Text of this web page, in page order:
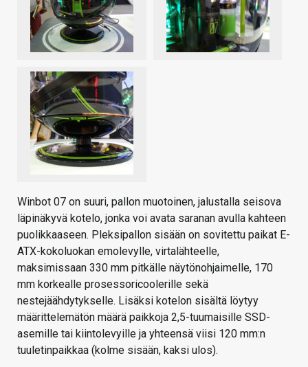
Winbot 07 on suuri, pallon muotoinen, jalustalla seisova
läpinäkyvä kotelo, jonka voi avata saranan avulla kahteen
puolikkaaseen. Pleksipallon sisään on sovitettu paikat E-
ATX-kokoluokan emolevylle, virtalähteelle,
maksimissaan 330 mm pitkälle näytönohjaimelle, 170
mm korkealle prosessoricoolerille sekä
nestejäähdytykselle. Lisäksi kotelon sisältä löytyy
määrittelemätön määrä paikkoja 2,5-tuumaisille SSD-
asemille tai kiintolevyille ja yhteensä viisi 120 mm:n
tuuletinpaikkaa (kolme sisään, kaksi ulos).